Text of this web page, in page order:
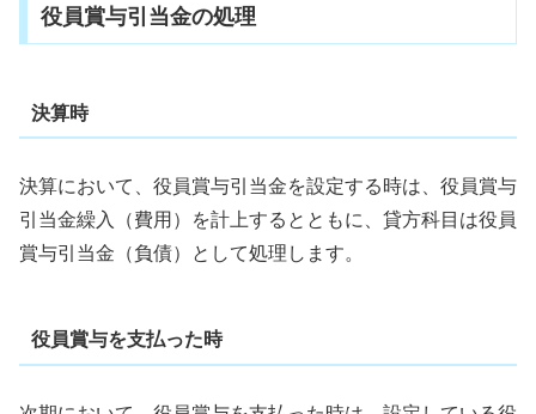
役員賞与引当金の処理
決算時
決算において、役員賞与引当金を設定する時は、役員賞与
引当金繰入（費用）を計上するとともに、貸方科目は役員
賞与引当金（負債）として処理します。
役員賞与を支払った時